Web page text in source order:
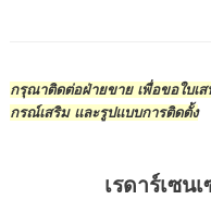
กรุณาติดต่อฝ่ายขาย เพื่อขอใบเ
กรณ์เสริม และรูปแบบการติดตั้ง
เรดาร์เซน